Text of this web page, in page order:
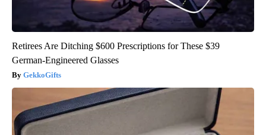
Retirees Are Ditching $600 Prescriptions for These $39
German-Engineered Glasses
GekkoGifts